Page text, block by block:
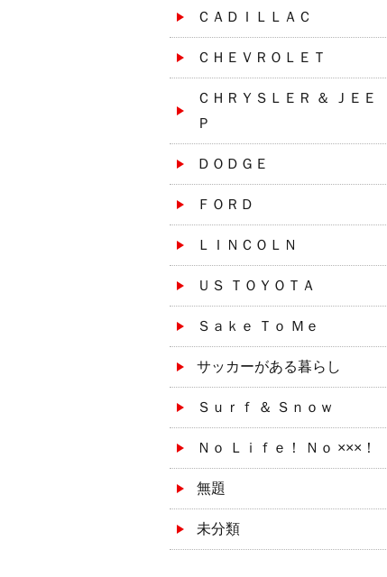
ＣＡＤＩＬＬＡＣ
ＣＨＥＶＲＯＬＥＴ
ＣＨＲＹＳＬＥＲ ＆ ＪＥＥ
Ｐ
ＤＯＤＧＥ
ＦＯＲＤ
ＬＩＮＣＯＬＮ
ＵＳ ＴＯＹＯＴＡ
Ｓａｋｅ Ｔｏ Ｍｅ
サッカーがある暮らし
Ｓｕｒｆ ＆ Ｓｎｏｗ
Ｎｏ Ｌｉｆｅ！ Ｎｏ ×××！
無題
未分類